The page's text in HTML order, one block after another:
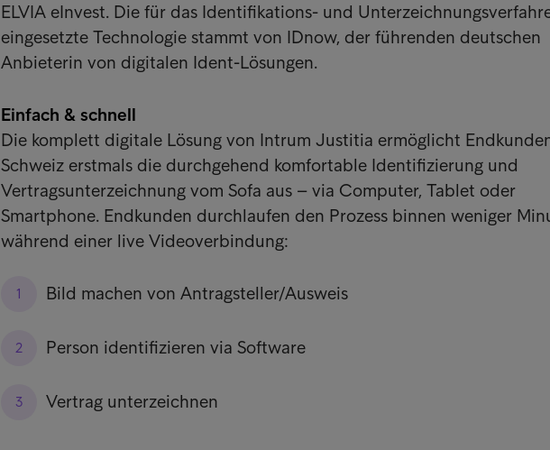
ELVIA eInvest. Die für das Identifikations- und
eingesetzte Technologie stammt von IDnow, der führenden deutschen
Anbieterin von digitalen Ident-Lösungen.
Einfach & schnell
Die komplett digitale Lösung von Intrum Justitia ermöglicht
Schweiz erstmals die durchgehend komfortable Identifizierung und
Vertragsunterzeichnung vom Sofa aus – via Computer, Tablet oder
Smartphone. Endkunden durchlaufen den Prozess binnen weniger
während einer live Videoverbindung:
Bild machen von Antragsteller/Ausweis
Person identifizieren via Software
Vertrag unterzeichnen